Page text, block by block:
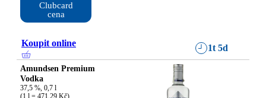
Clubcard
cena
Koupit online 1t 5d
Amundsen Premium
Vodka
37,5 %, 0,7 l
(1 l = 471,29 Kč)